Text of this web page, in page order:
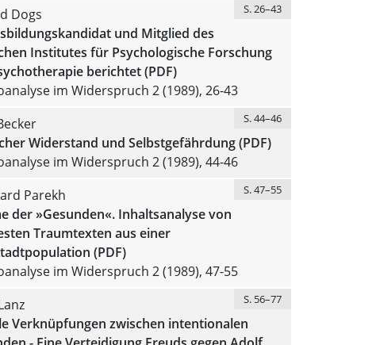
Dogs
S. 26–43
und Mitglied des
Institutes für Psychologische Forschung
berichtet (PDF)
im Widerspruch 2 (1989), 26-43
S. 44–46
Widerstand und Selbstgefährdung (PDF)
im Widerspruch 2 (1989), 44-46
Parekh
S. 47–55
der »Gesunden«. Inhaltsanalyse von
Traumtexten aus einer
(PDF)
im Widerspruch 2 (1989), 47-55
S. 56–77
Verknüpfungen zwischen intentionalen